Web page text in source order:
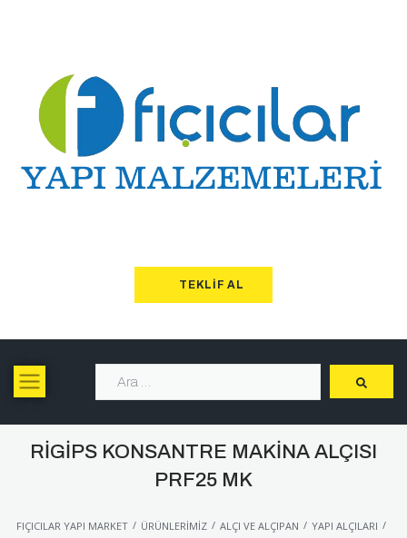
TEKLIF AL
RIGIPS KONSANTRE MAKINA ALÇISI
PRF25 MK
FIÇICILAR YAPI MARKET / ÜRÜNLERIMIZ / ALÇI VE ALÇIPAN / YAPI ALÇILARI /